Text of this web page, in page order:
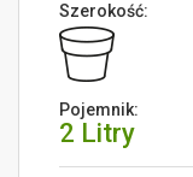
Szerokość:
Pojemnik:
2 Litry